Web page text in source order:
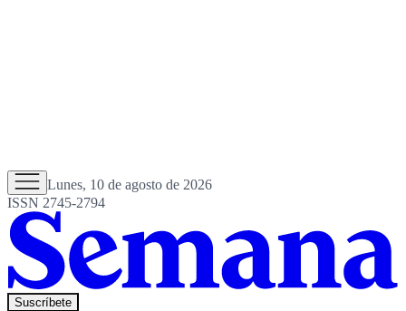
Lunes, 10 de agosto de 2026
ISSN 2745-2794
Suscríbete